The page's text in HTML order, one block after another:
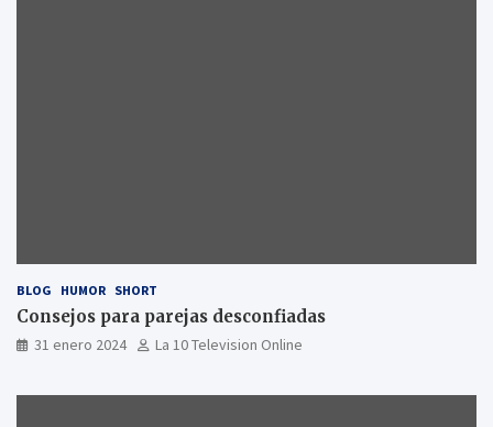
BLOG HUMOR SHORT
Consejos para parejas desconfiadas
31 enero 2024 La 10 Television Online